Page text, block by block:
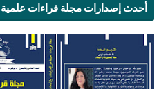
أحدث إصدارات مجلة قراءات علمية